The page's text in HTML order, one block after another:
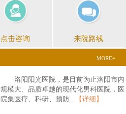
点击咨询 来院路线
MORE+
洛阳阳光医院，是目前为止洛阳市内
规模大、品质卓越的现代化男科医院，医
院集医疗、科研、预防...
【详细】